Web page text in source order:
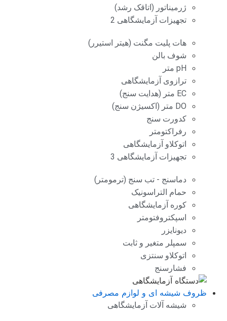
ژرمیناتور (اتاقک رشد)
تجهیزات آزمایشگاهی 2
هات پلیت مگنت (هیتر استیرر)
شوف بالن
pH متر
ترازوی آزمایشگاهی
EC متر (هدایت سنج)
DO متر (اکسیژن سنج)
کدورت سنج
رفراکتومتر
اتوکلاو آزمایشگاهی
تجهیزات آزمایشگاهی 3
دماسنج - تب سنج (ترمومتر)
حمام التراسونیک
کوره آزمایشگاهی
اسپکتروفتومتر
دیونایزر
سمپلر متغیر و ثابت
اتوکلاو سنتزی
فشارسنج
ظروف شیشه ای و لوازم مصرفی
شیشه آلات آزمایشگاهی